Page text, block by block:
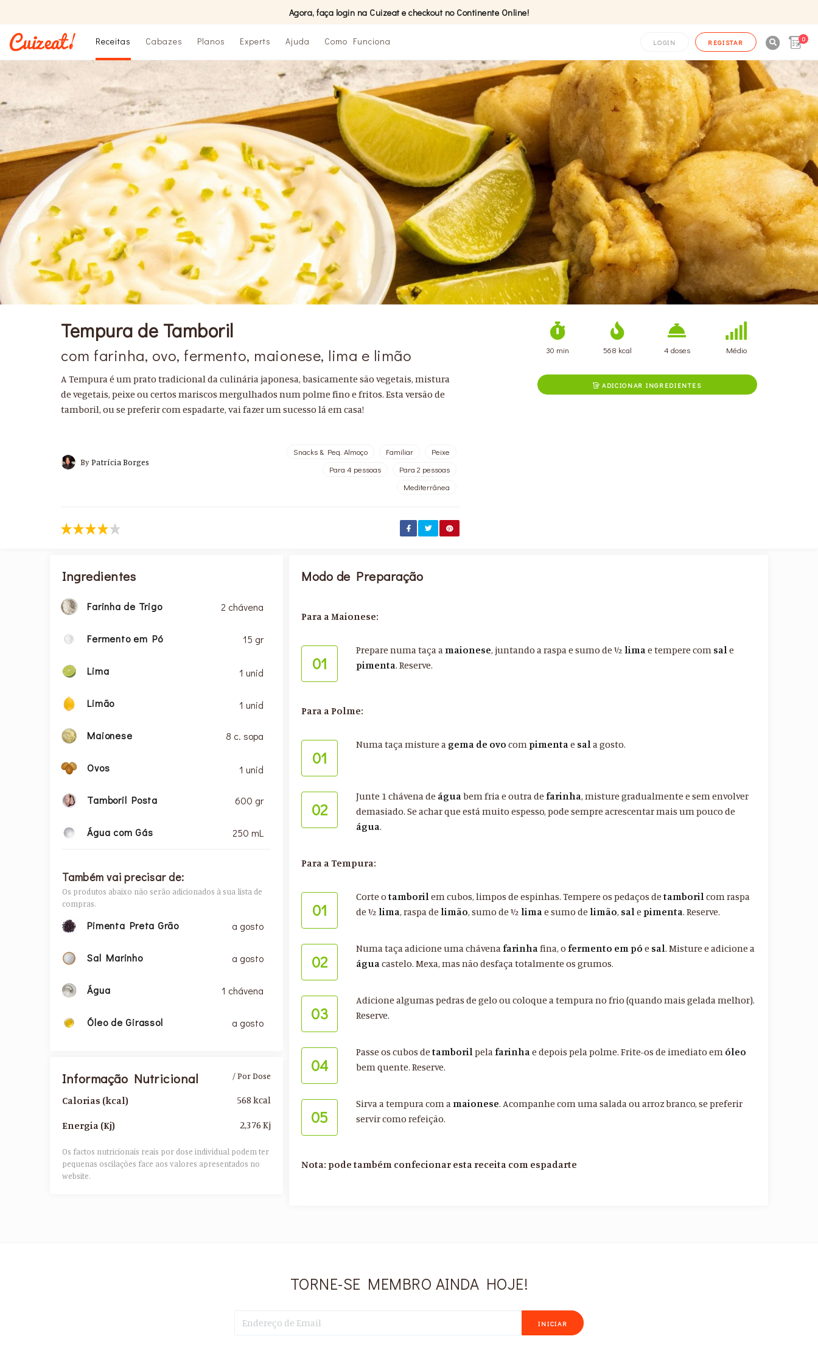
Agora, faça login na Cuizeat e checkout no Continente Online!
Receitas Cabazes Planos Experts Ajuda Como Funciona LOGIN REGISTAR 0
Tempura de Tamboril
com farinha, ovo, fermento, maionese, lima e limão
A Tempura é um prato tradicional da culinária japonesa, basicamente são vegetais, mistura
de vegetais, peixe ou certos mariscos mergulhados num polme fino e fritos. Esta versão de
tamboril, ou se preferir com espadarte, vai fazer um sucesso lá em casa!
ByPatrícia Borges
Snacks & Peq. Almoço Familiar
Peixe
Para 4 pessoas
Para 2 pessoas
Mediterrânea
30 min 568 kcal 4 doses Médio
 ADICIONAR INGREDIENTES
Ingredientes
Farinha de Trigo 2 chávena
Fermento em Pó 15 gr
Lima 1 unid
Limão 1 unid
Maionese 8 c. sopa
Ovos 1 unid
Tamboril Posta 600 gr
Água com Gás 250 mL
Também vai precisar de:
Os produtos abaixo não serão adicionados à sua lista de
compras.
Pimenta Preta Grão a gosto
Sal Marinho a gosto
Água 1 chávena
Óleo de Girassol a gosto
Informação Nutricional
Calorias (kcal)
Energia (Kj)
/ Por Dose
568 kcal
2,376 Kj
Os factos nutricionais reais por dose individual podem ter
pequenas oscilações face aos valores apresentados no
website.​
Modo de Preparação
Para a Maionese:
01
Prepare numa taça amaionese, juntando a raspa e sumo de ½lima e tempere com sal e
pimenta. Reserve.
Para a Polme:
01
Numa taça misture a gema de ovo compimenta e sal a gosto.
02
Junte 1 chávena de água bem fria e outra defarinha, misture gradualmente e sem envolver
demasiado. Se achar que está muito espesso, pode sempre acrescentar mais um pouco de
água.
Para a Tempura:
01
Corte otamboril em cubos, limpos de espinhas. Tempere os pedaços detamboril com raspa
de ½lima, raspa delimão, sumo de ½lima e sumo delimão, sal epimenta. Reserve.
02
Numa taça adicione uma chávenafarinha fina, ofermento em pó e sal. Misture e adicione a
água castelo. Mexa, mas não desfaça totalmente os grumos.
03
Adicione algumas pedras de gelo ou coloque a tempura no frio (quando mais gelada melhor).
Reserve.
04
Passe os cubos detamboril pelafarinha e depois pela polme. Frite-os de imediato em óleo
bem quente. Reserve.
05
Sirva a tempura com amaionese. Acompanhe com uma salada ou arroz branco, se preferir
servir como refeição.
Nota: pode também confecionar esta receita com espadarte
TORNE-SE MEMBRO AINDA HOJE!
INICIAR